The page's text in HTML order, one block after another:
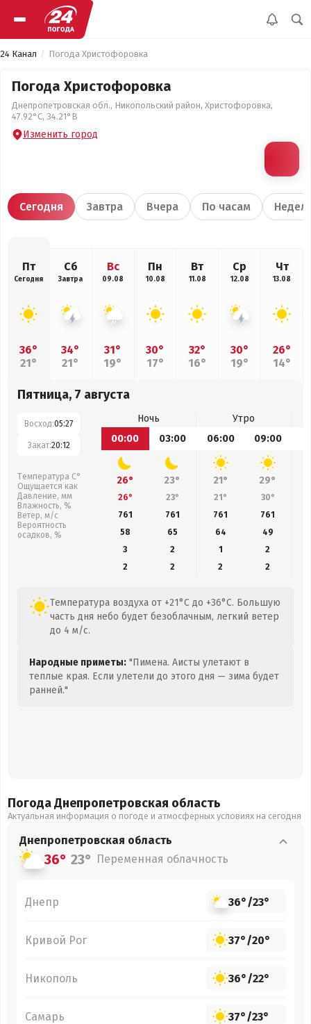
24 Канал Погода Христофоровка
Погода Христофоровка
Днепропетровская обл., Никопольский район, Христофоровка,
47.92°С, 34.21°В
Изменить город
Сегодня Завтра Вчера По часам
Пт
Сегодня
36°
21°
Сб
Завтра
34°
21°
Вс
09.08
31°
19°
Пн
10.08
30°
17°
Вт
11.08
32°
16°
Ср
12.08
30°
19°
Чт
13.08
26°
14°
Пятница, 7 августа
Восход:05:27
Закат:20:12
Температура С°
Ощущается как
Давление, мм
Влажность, %
Ветер, м/с
Вероятность
осадков, %
Ночь
Утро
00:00
03:00 06:00 09:00
26° 23° 21° 29°
26° 23° 21° 30°
761
761 761 761
58
65 64
49
3
2 1
2
2
2 2 2
Температура воздуха от +21°C до +36°C. Большую
часть дня небо будет безоблачным, легкий ветер
до 4 м/с.
Народные приметы: "Пимена. Аисты улетают в
теплые края. Если улетели до этого дня — зима будет
ранней."
Погода Днепропетровская область
Актуальная информация о погоде и атмосферных условиях на сегодня
Днепропетровская область
36° 23° Переменная облачность
Днепр 36°/23°
Кривой Рог 37°/20°
Никополь 36°/22°
Самарь 37°/23°